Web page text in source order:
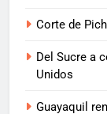
Corte de
Del Sucre a
Unidos
Guayaquil